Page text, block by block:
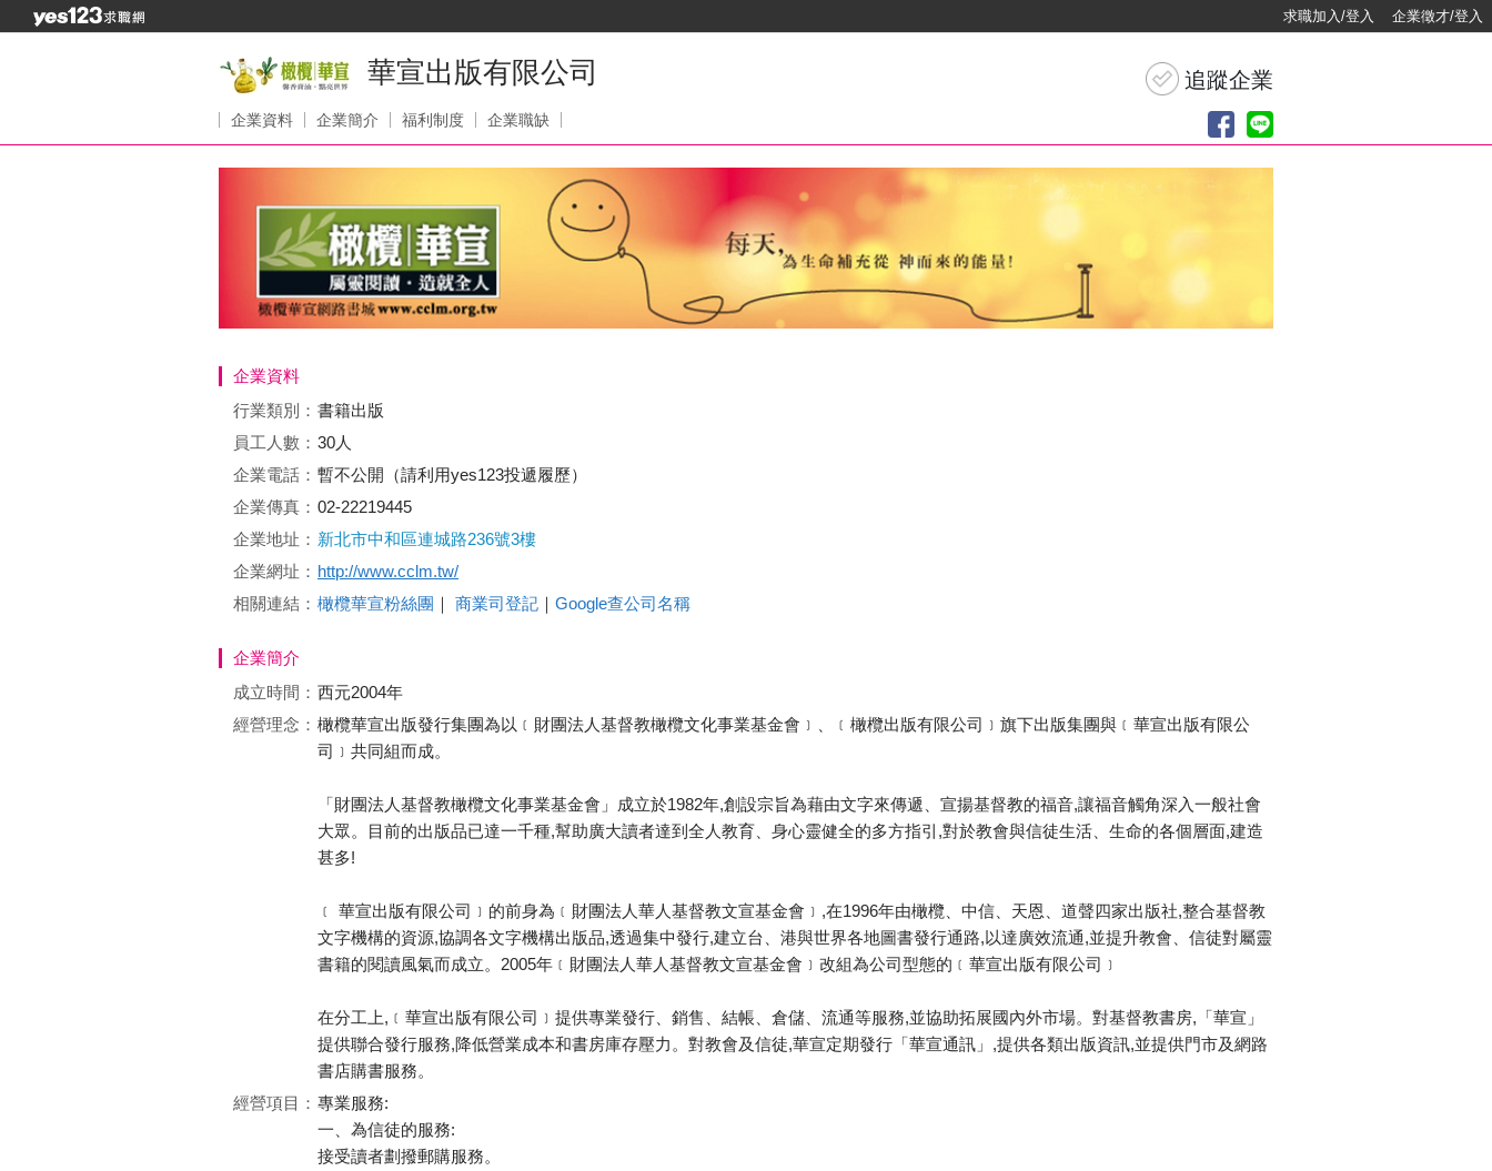
求職加入/登入 企業徵才/登入
華宣出版有限公司
企業資料 企業簡介 福利制度 企業職缺
企業資料
行業類別： 書籍出版
員工人數： 30人
企業電話： 暫不公開（請利用yes123投遞履歷）
企業傳真： 02-22219445
企業地址： 新北市中和區連城路236號3樓
企業網址： http://www.cclm.tw/
相關連結： 橄欖華宣粉絲團 ｜ 商業司登記 ｜ Google查公司名稱
企業簡介
成立時間： 西元2004年
經營理念： 橄欖華宣出版發行集團為以﹝財團法人基督教橄欖文化事業基金會﹞、﹝橄欖出版有限公司﹞旗下出版集團與﹝華宣出版有限公
司﹞共同組而成。
「財團法人基督教橄欖文化事業基金會」成立於1982年,創設宗旨為藉由文字來傳遞、宣揚基督教的福音,讓福音觸角深入一般社會
大眾。目前的出版品已達一千種,幫助廣大讀者達到全人教育、身心靈健全的多方指引,對於教會與信徒生活、生命的各個層面,建造
甚多!
﹝ 華宣出版有限公司﹞的前身為﹝財團法人華人基督教文宣基金會﹞,在1996年由橄欖、中信、天恩、道聲四家出版社,整合基督教
文字機構的資源,協調各文字機構出版品,透過集中發行,建立台、港與世界各地圖書發行通路,以達廣效流通,並提升教會、信徒對屬靈
書籍的閱讀風氣而成立。2005年﹝財團法人華人基督教文宣基金會﹞改組為公司型態的﹝華宣出版有限公司﹞
在分工上,﹝華宣出版有限公司﹞提供專業發行、銷售、結帳、倉儲、流通等服務,並協助拓展國內外市場。對基督教書房,「華宣」
提供聯合發行服務,降低營業成本和書房庫存壓力。對教會及信徒,華宣定期發行「華宣通訊」,提供各類出版資訊,並提供門市及網路
書店購書服務。
經營項目： 專業服務:
一、為信徒的服務:
接受讀者劃撥郵購服務。